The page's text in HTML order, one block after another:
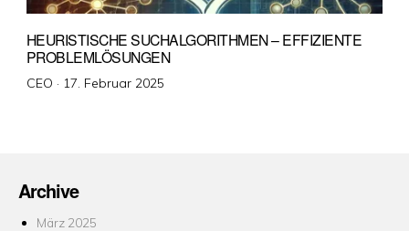
HEURISTISCHE SUCHALGORITHMEN – EFFIZIENTE
PROBLEMLÖSUNGEN
CEO · Veröffentlicht
17. Februar 2025
Archive
März 2025